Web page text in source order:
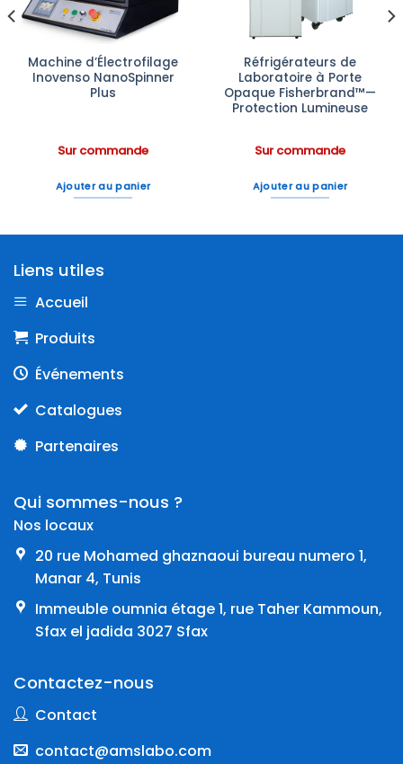
Machine d’Électrofilage
Inovenso NanoSpinner
Plus
Sur commande
Ajouter au panier
Réfrigérateurs de
Laboratoire à Porte
Opaque Fisherbrand™—
Protection Lumineuse
Sur commande
Ajouter au panier
Liens utiles
Accueil
Produits
Événements
Catalogues
Partenaires
Qui sommes-nous ?
Nos locaux
20 rue Mohamed ghaznaoui bureau numero 1,
Manar 4, Tunis
Immeuble oumnia étage 1, rue Taher Kammoun,
Sfax el jadida 3027 Sfax
Contactez-nous
Contact
contact@amslabo.com